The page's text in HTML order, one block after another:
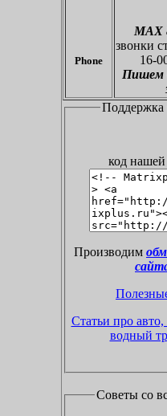
Phone
МАХ
звонки
16-
Пишем
Поддержка
код
Производим
Статьи про
водный
Советы со